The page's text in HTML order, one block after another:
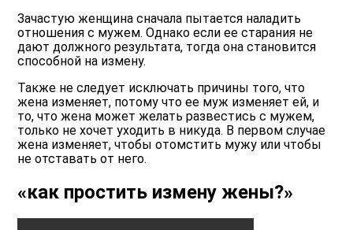
Зачастую женщина сначала пытается наладить
отношения с мужем. Однако если ее старания не
дают должного результата, тогда она становится
способной на измену.
Также не следует исключать причины того, что
жена изменяет, потому что ее муж изменяет ей, и
то, что жена может желать развестись с мужем,
только не хочет уходить в никуда. В первом случае
жена изменяет, чтобы отомстить мужу или чтобы
не отставать от него.
«как простить измену жены?»